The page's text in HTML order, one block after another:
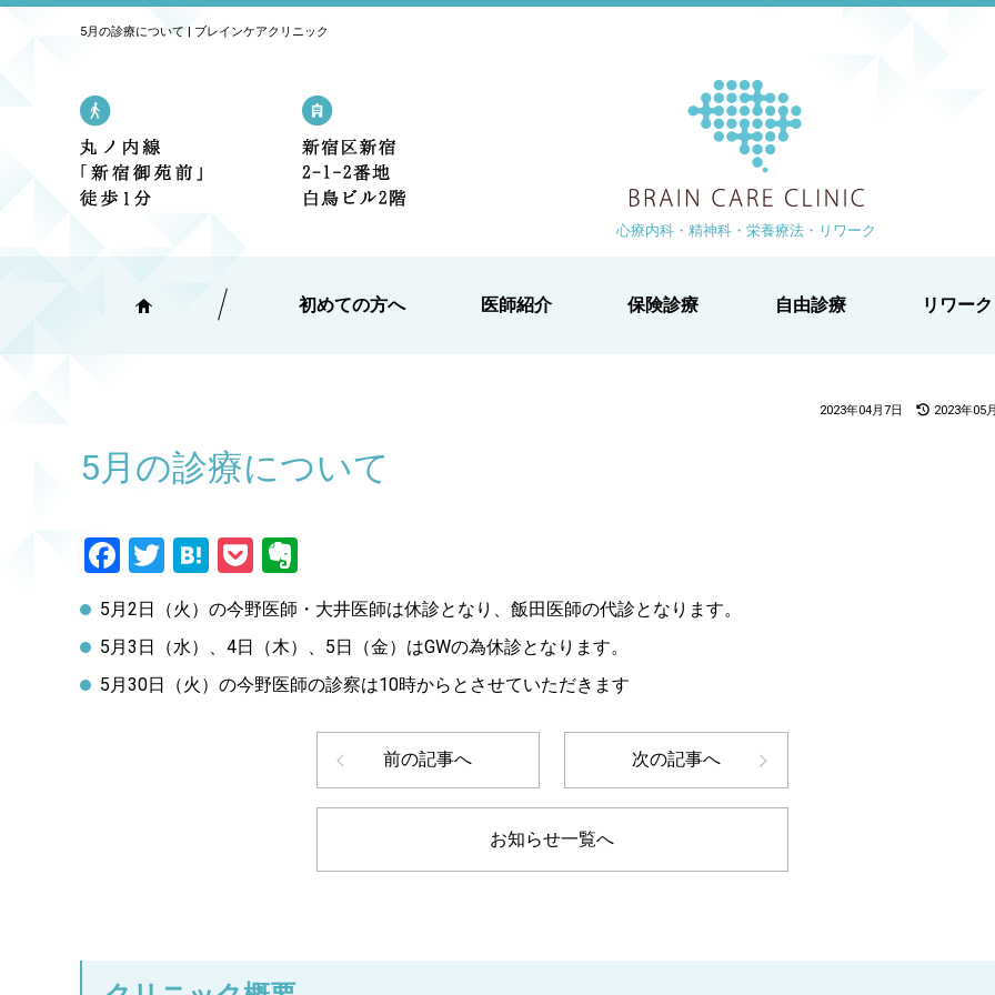
5月の診療について | ブレインケアクリニック
心療内科・精神科・栄養療法・リワーク
丸の内線「新宿御苑前」駅 1番出口より 徒歩1分
初めての方へ 医師紹介 保険診療 自由診療 リワーク
2023年04月7日 2023年05
5月の診療について
Facebook
Twitter
HatenaPocket
5月2日（火）の今野医師・大井医師は休診となり、飯田医師の代診となります。
5月3日（水）、4日（木）、5日（金）はGWの為休診となります。
5月30日（火）の今野医師の診察は10時からとさせていただきます
前の記事へ 次の記事へ
お知らせ一覧へ